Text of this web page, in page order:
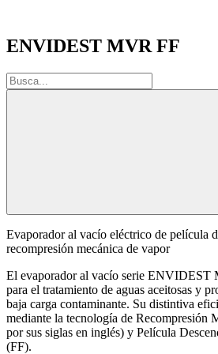
ENVIDEST MVR FF
Evaporador al vacío eléctrico de película
recompresión mecánica de vapor
El evaporador al vacío serie ENVIDEST
para el tratamiento de aguas aceitosas y
baja carga contaminante. Su distintiva
mediante la tecnología de Recompresión
por sus siglas en inglés) y Película
(FF).